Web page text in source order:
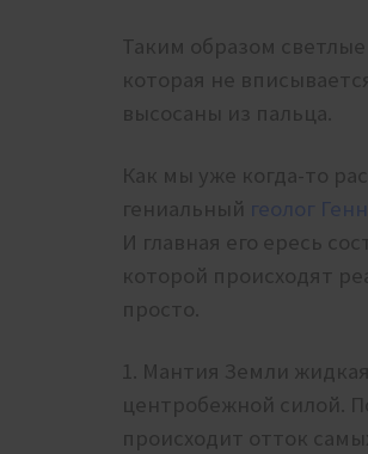
Таким образом
которая не
высосаны из пальца.
Как мы уже когда-то
гениальный геолог
И главная его ересь
которой происходят
просто.
1. Мантия Земли
центробежной силой.
происходит отток